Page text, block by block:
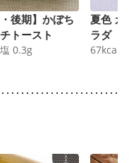
・後期】かぼち
トースト
0.3g
夏色 カ
ラダ
67kcal